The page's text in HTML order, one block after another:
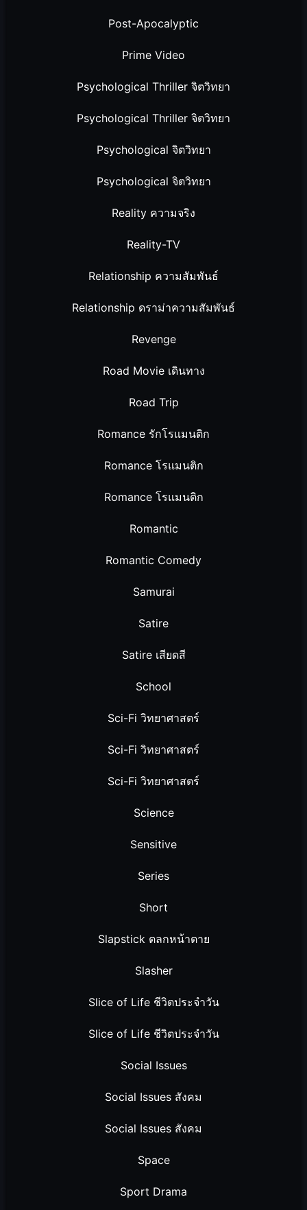
Post-Apocalyptic
Prime Video
Psychological Thriller จิตวิทยา
Psychological Thriller จิตวิทยา
Psychological จิตวิทยา
Psychological จิตวิทยา
Reality ความจริง
Reality-TV
Relationship ความสัมพันธ์
Relationship ดราม่าความสัมพันธ์
Revenge
Road Movie เดินทาง
Road Trip
Romance รักโรแมนติก
Romance โรแมนติก
Romance โรแมนติก
Romantic
Romantic Comedy
Samurai
Satire
Satire เสียดสี
School
Sci-Fi วิทยาศาสตร์
Sci-Fi วิทยาศาสตร์
Sci-Fi วิทยาศาสตร์
Science
Sensitive
Series
Short
Slapstick ตลกหน้าตาย
Slasher
Slice of Life ชีวิตประจำวัน
Slice of Life ชีวิตประจำวัน
Social Issues
Social Issues สังคม
Social Issues สังคม
Space
Sport Drama